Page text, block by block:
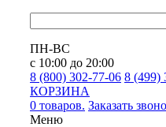
ПН-ВС
с 10:00 до 20:00
8 (800) 302-77-06 8 (499)
КОРЗИНА
0 товаров. Заказать
Меню